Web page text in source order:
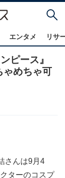
エンタメ リサ
ピース』
ゃめちゃ可
さんは9月4
ターのコスプ